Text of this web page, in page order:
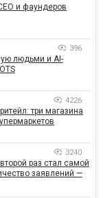
и фаундеров
396
людьми и AI-
4226
три магазина
3240
раз стал самой
заявлений —